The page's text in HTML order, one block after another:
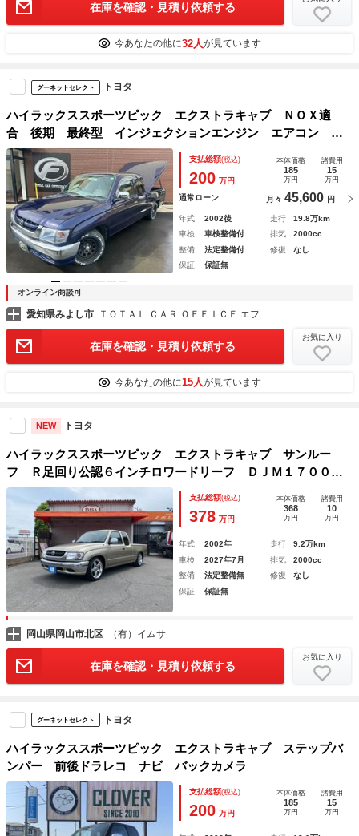
在庫を確認・見積り依頼する
今あなたの他に32人が見ています
グーネットセレクト トヨタ
ハイラックススポーツピック エクストラキャブ ＮＯＸ適
合 後期 最終型 インジェクションエンジン エアコン ハ
ードトノカバー ローダウン 社外ホイール
支払総額(税込)
200 万円
本体価格
185
万円
諸費用
15
万円
通常ローン 月々 45,600 円
年式 2002後 走行
19.8万km
車検
車検整備付 排気
2000cc
整備
法定整備付 修復
なし
保証
保証無
オンライン商談可
愛知県みよし市 ＴＯＴＡＬ ＣＡＲ ＯＦＦＩＣＥ エフ
在庫を確認・見積り依頼する
お気に入り
今あなたの他に15人が見ています
NEW トヨタ
ハイラックススポーツピック エクストラキャブ サンルー
フ Ｒ足回り公認６インチロワードリーフ ＤＪＭ１７００ア
ブソーバー Ｆ２ウェイ強化トーションバー ＫＢＥＥアブソ
ーバー パワーチャンバー アリスト１７インチアルミ ＵＳ
タコマステップバンパー
支払総額(税込)
378 万円
本体価格
368
万円
諸費用
10
万円
年式 2002年 走行
9.2万km
車検
2027年7月 排気
2000cc
整備
法定整備無 修復
なし
保証
保証無
岡山県岡山市北区 （有）イムサ
在庫を確認・見積り依頼する
お気に入り
グーネットセレクト トヨタ
ハイラックススポーツピック エクストラキャブ ステップバ
ンパー 前後ドラレコ ナビ バックカメラ
支払総額(税込)
200 万円
本体価格
185
万円
諸費用
15
万円